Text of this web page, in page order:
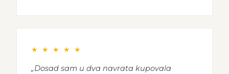
★ ★ ★ ★ ★
„Dosad sam u dva navrata kupovala